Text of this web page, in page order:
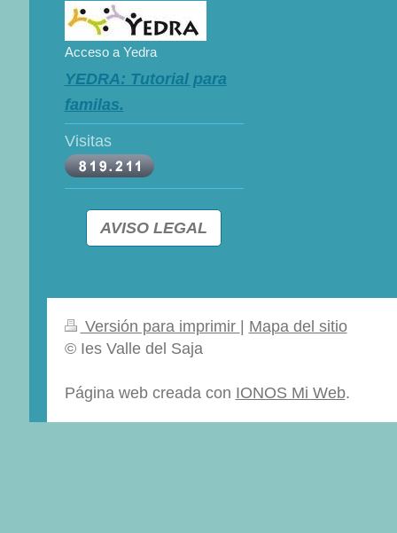
Acceso a Yedra
YEDRA: Tutorial para
familas.
Visitas
AVISO LEGAL
Versión para imprimir
Mapa del sitio
© Ies Valle del Saja
Página web creada con IONOS Mi Web.